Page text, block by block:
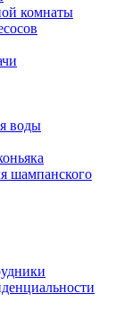
комнаты
воды
шампанского